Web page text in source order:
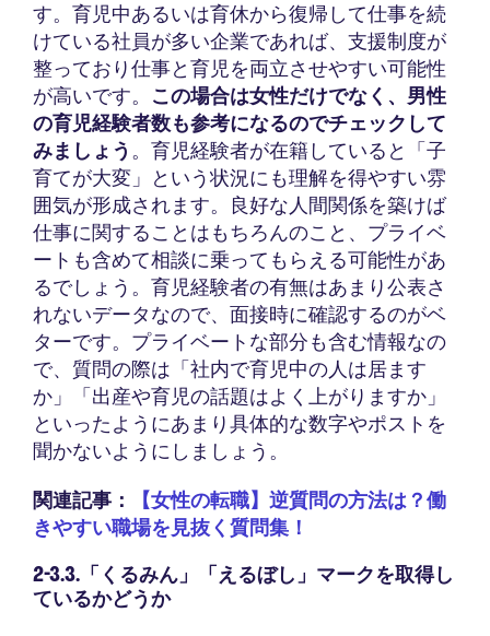
す。育児中あるいは育休から復帰して仕事を続
けている社員が多い企業であれば、支援制度が
整っており仕事と育児を両立させやすい可能性
が高いです。 この場合は女性だけでなく、男性
の育児経験者数も参考になるのでチェックして
みましょう 。育児経験者が在籍していると「子
育てが大変」という状況にも理解を得やすい雰
囲気が形成されます。良好な人間関係を築けば
仕事に関することはもちろんのこと、プライベ
ートも含めて相談に乗ってもらえる可能性があ
るでしょう。育児経験者の有無はあまり公表さ
れないデータなので、面接時に確認するのがベ
ターです。プライベートな部分も含む情報なの
で、質問の際は「社内で育児中の人は居ます
か」「出産や育児の話題はよく上がりますか」
といったようにあまり具体的な数字やポストを
聞かないようにしましょう。
関連記事：
【女性の転職】逆質問の方法は？働
きやすい職場を見抜く質問集！
2-3.3.「くるみん」「えるぼし」マークを取得し
ているかどうか